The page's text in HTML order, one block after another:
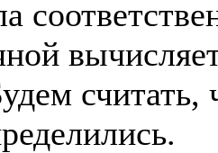
считать,